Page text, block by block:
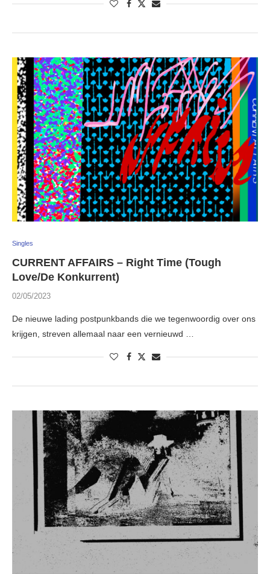
Singles
CURRENT AFFAIRS – Right Time (Tough
Love/De Konkurrent)
02/05/2023
De nieuwe lading postpunkbands die we tegenwoordig over ons
krijgen, streven allemaal naar een vernieuwd …